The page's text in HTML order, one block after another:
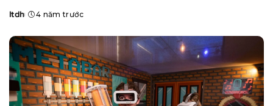
Posted
ltdh 4 năm trước